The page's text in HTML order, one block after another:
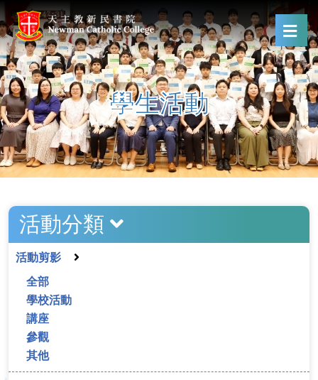
學生活動
活動分類
活動剪影
全部
學校活動
講座
參觀
其他